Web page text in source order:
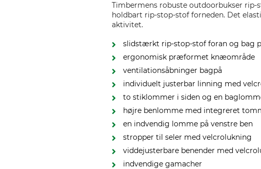
Timbermens robuste outdoorbukser
holdbart rip-stop-stof forneden. Det
aktivitet.
slidstærkt rip-stop-stof foran og bag
ergonomisk præformet knæområde
ventilationsåbninger bagpå
individuelt justerbar linning med
to stiklommer i siden og en
højre benlomme med integreret
en indvendig lomme på venstre ben
stropper til seler med velcrolukning
viddejusterbare benender med
indvendige gamacher